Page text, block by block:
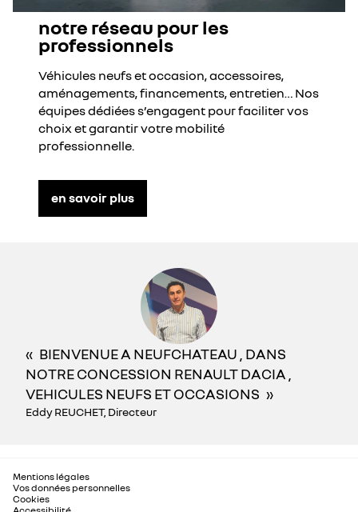
notre réseau pour les
professionnels
Véhicules neufs et occasion, accessoires,
aménagements, financements, entretien… Nos
équipes dédiées s’engagent pour faciliter vos
choix et garantir votre mobilité
professionnelle.
en savoir plus
BIENVENUE A NEUFCHATEAU , DANS
NOTRE CONCESSION RENAULT DACIA ,
VEHICULES NEUFS ET OCCASIONS
Eddy REUCHET, Directeur
Mentions légales
Vos données personnelles
Cookies